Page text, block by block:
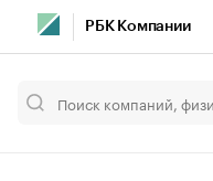
РБК Компании